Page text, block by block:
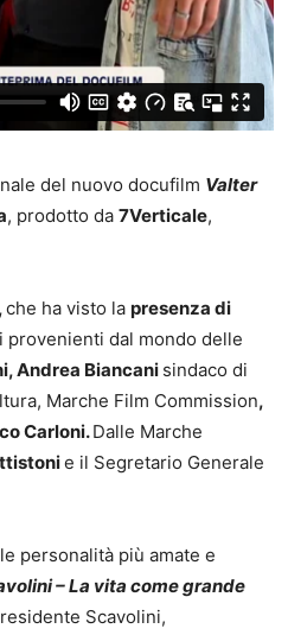
del nuovo docufilm Valter
, prodotto da 7Verticale,
che ha visto la presenza di
dal mondo delle
Andrea Biancani sindaco di
Marche Film Commission,
Carloni.Dalle Marche
e il Segretario Generale
personalità più amate e
– La vita come grande
Scavolini,